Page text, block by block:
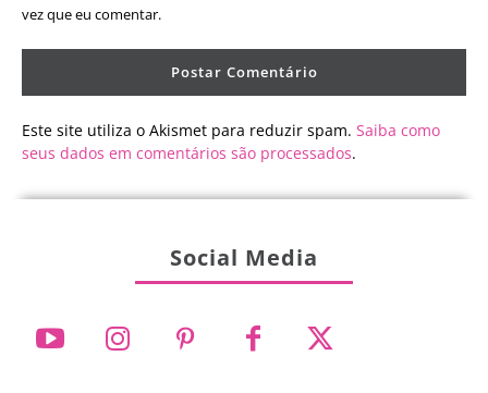
vez que eu comentar.
Este site utiliza o Akismet para reduzir spam. Saiba como
seus dados em comentários são processados.
Social Media